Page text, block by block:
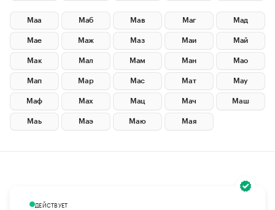
Маа Маб Мав Маг Мад
Мае Маж Маз Маи Май
Мак Мал Мам Ман Мао
Мап Мар Мас Мат Мау
Маф Мах Мац Мач Маш
Маь Маэ Маю Мая
ДЕЙСТВУЕТ